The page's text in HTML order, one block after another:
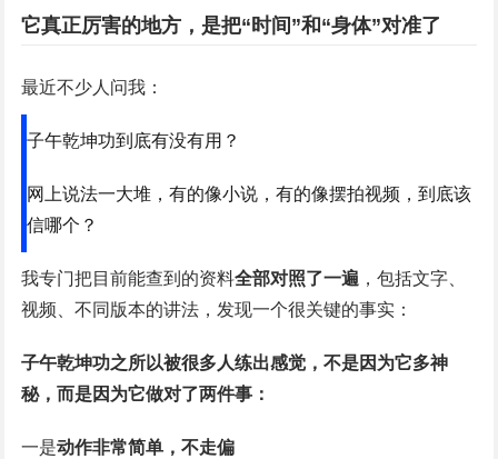
它真正厉害的地方，是把“时间”和“身体”对准了
最近不少人问我：
子午乾坤功到底有没有用？
网上说法一大堆，有的像小说，有的像摆拍视频，到底该
信哪个？
我专门把目前能查到的资料全部对照了一遍 ，包括文字、
视频、不同版本的讲法，发现一个很关键的事实：
子午乾坤功之所以被很多人练出感觉，不是因为它多神
秘，而是因为它做对了两件事：
一是动作非常简单，不走偏